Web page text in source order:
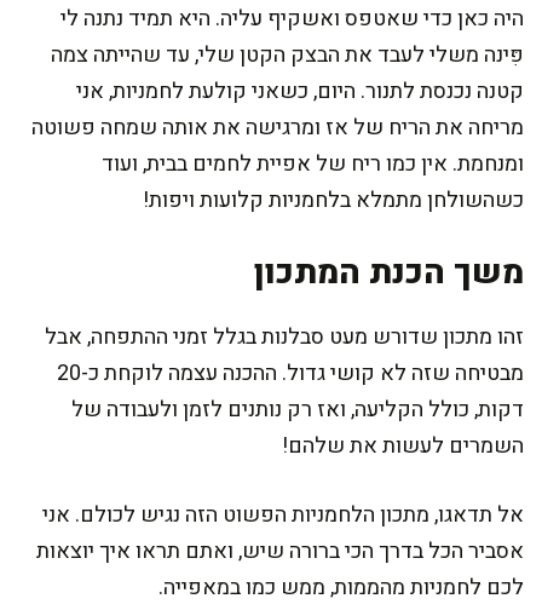
היה כאן כדי שאטפס ואשקיף עליה. היא תמיד נתנה לי
פִּינה משלי לעבד את הבצק הקטן שלי, עד שהייתה צמה
קטנה נכנסת לתנור. היום, כשאני קולעת לחמניות, אני
מריחה את הריח של אז ומרגישה את אותה שמחה פשוטה
ומנחמת. אין כמו ריח של אפיית לחמים בבית, ועוד
כשהשולחן מתמלא בלחמניות קלועות ויפות!
משך הכנת המתכון
זהו מתכון שדורש מעט סבלנות בגלל זמני ההתפחה, אבל
מבטיחה שזה לא קושי גדול. ההכנה עצמה לוקחת כ-20
דקות, כולל הקליעה, ואז רק נותנים לזמן ולעבודה של
השמרים לעשות את שלהם!
אל תדאגו, מתכון הלחמניות הפשוט הזה נגיש לכולם. אני
אסביר הכל בדרך הכי ברורה שיש, ואתם תראו איך יוצאות
לכם לחמניות מהממות, ממש כמו במאפייה.